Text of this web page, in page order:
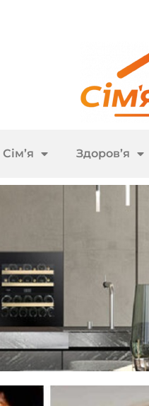
Сім’я Здоров’я